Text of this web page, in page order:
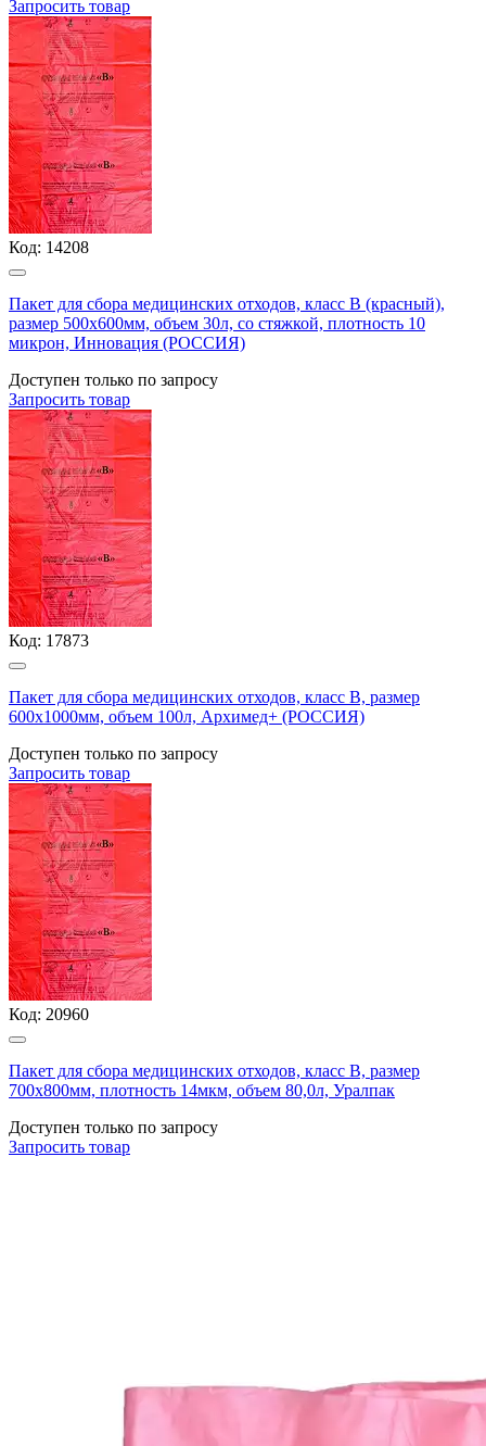
Запросить товар
Код: 14208
Пакет для сбора медицинских отходов, класс В (красный),
размер 500х600мм, объем 30л, со стяжкой, плотность 10
микрон, Инновация (РОССИЯ)
Доступен только по запросу
Запросить товар
Код: 17873
Пакет для сбора медицинских отходов, класс В, размер
600х1000мм, объем 100л, Архимед+ (РОССИЯ)
Доступен только по запросу
Запросить товар
Код: 20960
Пакет для сбора медицинских отходов, класс В, размер
700х800мм, плотность 14мкм, объем 80,0л, Уралпак
Доступен только по запросу
Запросить товар